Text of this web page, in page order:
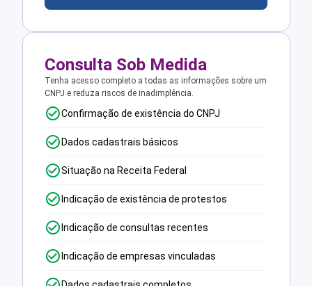
Consulta Sob Medida
Tenha acesso completo a todas as informações sobre um
CNPJ e reduza riscos de inadimplência.
Confirmação de existência do CNPJ
Dados cadastrais básicos
Situação na Receita Federal
Indicação de existência de protestos
Indicação de consultas recentes
Indicação de empresas vinculadas